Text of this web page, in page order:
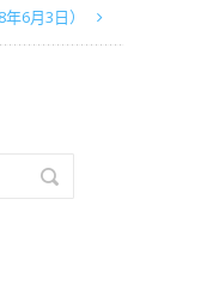
6月3日）